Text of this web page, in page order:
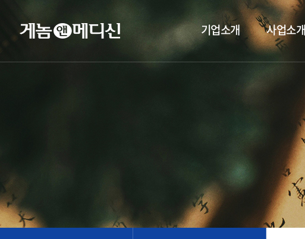
기업소개 사업소개